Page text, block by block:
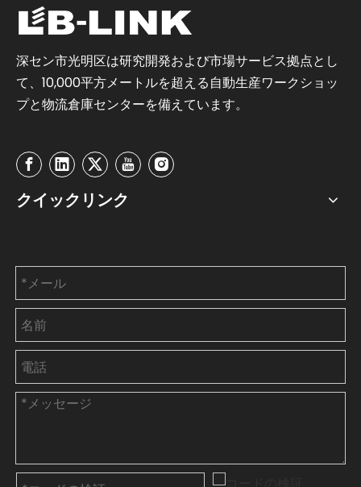
深セン市光明区は研究開発および市場サービス拠点とし
て、10,000平方メートルを超える自動生産ワークショッ
プと物流倉庫センターを備えています。
クイックリンク